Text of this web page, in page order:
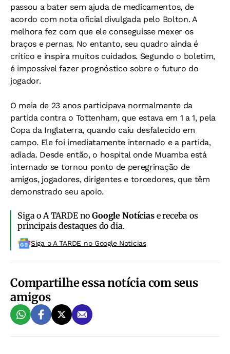
passou a bater sem ajuda de medicamentos, de
acordo com nota oficial divulgada pelo Bolton. A
melhora fez com que ele conseguisse mexer os
braços e pernas. No entanto, seu quadro ainda é
crítico e inspira muitos cuidados. Segundo o boletim,
é impossível fazer prognóstico sobre o futuro do
jogador.
O meia de 23 anos participava normalmente da
partida contra o Tottenham, que estava em 1 a 1, pela
Copa da Inglaterra, quando caiu desfalecido em
campo. Ele foi imediatamente internado e a partida,
adiada. Desde então, o hospital onde Muamba está
internado se tornou ponto de peregrinação de
amigos, jogadores, dirigentes e torcedores, que têm
demonstrado seu apoio.
Siga o A TARDE noGoogle Notíciase receba os
principais destaques do dia.
Siga o A TARDE no Google Noticias
Compartilhe essa notícia com seus
amigos